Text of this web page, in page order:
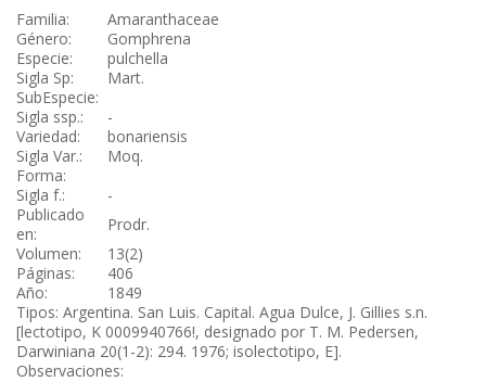
Familia:
Amaranthaceae
Género:
Gomphrena
Especie:
pulchella
Sigla Sp:
Mart.
SubEspecie:
Sigla ssp.:
-
Variedad:
bonariensis
Sigla Var.:
Moq.
Forma:
Sigla f.:
-
Publicado
en:
Prodr.
Volumen:
13(2)
Páginas:
406
Año:
1849
Tipos: Argentina. San Luis. Capital. Agua Dulce, J. Gillies s.n.
[lectotipo, K 0009940766!, designado por T. M. Pedersen,
Darwiniana 20(1-2): 294. 1976; isolectotipo, E].
Observaciones: